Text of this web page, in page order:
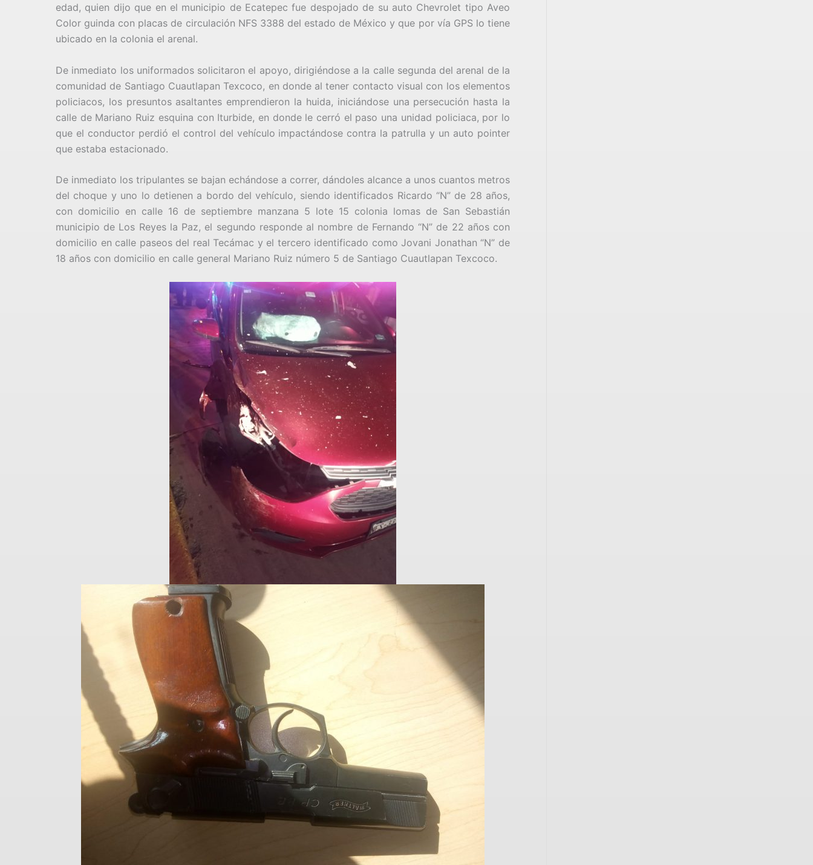
edad, quien dijo que en el municipio de Ecatepec fue despojado de su auto Chevrolet tipo Aveo
Color guinda con placas de circulación NFS 3388 del estado de México y que por vía GPS lo tiene
ubicado en la colonia el arenal.
De inmediato los uniformados solicitaron el apoyo, dirigiéndose a la calle segunda del arenal de la
comunidad de Santiago Cuautlapan Texcoco, en donde al tener contacto visual con los elementos
policiacos, los presuntos asaltantes emprendieron la huida, iniciándose una persecución hasta la
calle de Mariano Ruiz esquina con Iturbide, en donde le cerró el paso una unidad policiaca, por lo
que el conductor perdió el control del vehículo impactándose contra la patrulla y un auto pointer
que estaba estacionado.
De inmediato los tripulantes se bajan echándose a correr, dándoles alcance a unos cuantos metros
del choque y uno lo detienen a bordo del vehículo, siendo identificados Ricardo “N” de 28 años,
con domicilio en calle 16 de septiembre manzana 5 lote 15 colonia lomas de San Sebastián
municipio de Los Reyes la Paz, el segundo responde al nombre de Fernando “N” de 22 años con
domicilio en calle paseos del real Tecámac y el tercero identificado como Jovani Jonathan “N” de
18 años con domicilio en calle general Mariano Ruiz número 5 de Santiago Cuautlapan Texcoco.